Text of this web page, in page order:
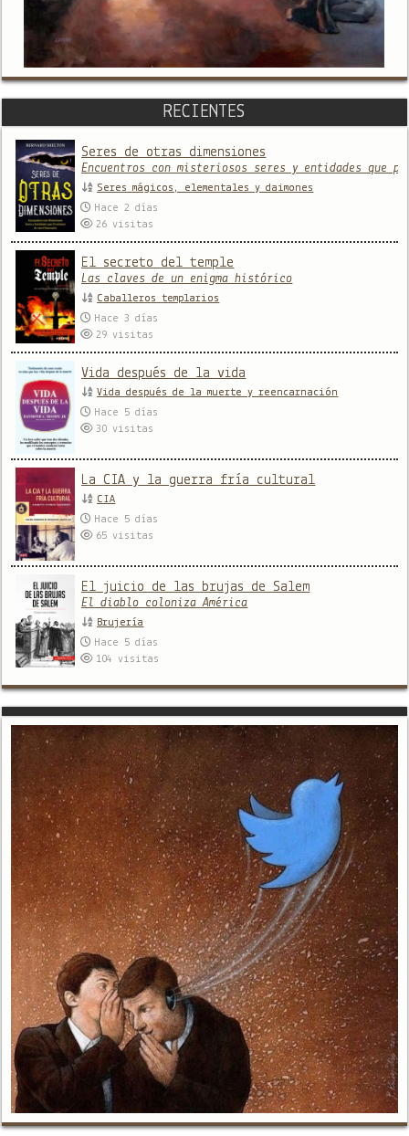
RECIENTES
Seres de otras dimensiones
Encuentros con misteriosos seres y entidades que
Seres mágicos, elementales y daimones
Hace 2 días
26visitas
El secreto del temple
Las claves de un enigma histórico
Caballeros templarios
Hace 3 días
29visitas
Vida después de la vida
Vida después de la muerte y reencarnación
Hace 5 días
30visitas
La CIA y la guerra fría cultural
CIA
Hace 5 días
65visitas
El juicio de las brujas de Salem
El diablo coloniza América
Brujería
Hace 5 días
104visitas